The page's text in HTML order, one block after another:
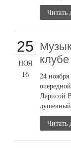
Читать
25
НОЯ
16
клубе
24
Ларисой
Читать